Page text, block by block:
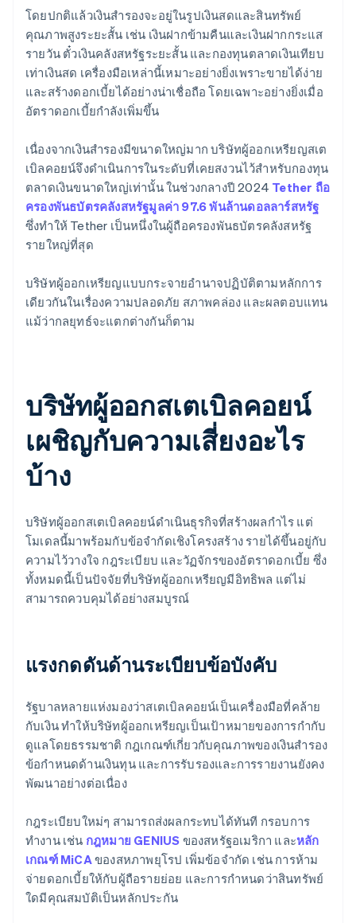
โดยปกติแล้วเงินสำรองจะอยู่ในรูปเงินสดและสินทรัพย์
คุณภาพสูงระยะสั้น เช่น เงินฝากข้ามคืนและเงินฝากกระแส
รายวัน ตั๋วเงินคลังสหรัฐระยะสั้น และกองทุนตลาดเงินเทียบ
เท่าเงินสด เครื่องมือเหล่านี้เหมาะอย่างยิ่งเพราะขายได้ง่าย
และสร้างดอกเบี้ยได้อย่างน่าเชื่อถือ โดยเฉพาะอย่างยิ่งเมื่อ
อัตราดอกเบี้ยกำลังเพิ่มขึ้น
เนื่องจากเงินสำรองมีขนาดใหญ่มาก บริษัทผู้ออกเหรียญสเต
เบิลคอยน์จึงดำเนินการในระดับที่เคยสงวนไว้สำหรับกองทุน
ตลาดเงินขนาดใหญ่เท่านั้น ในช่วงกลางปี ​​2024 Tether ถือ
ครองพันธบัตรคลังสหรัฐมูลค่า 97.6 พันล้านดอลลาร์สหรัฐ
ซึ่งทำให้ Tether เป็นหนึ่งในผู้ถือครองพันธบัตรคลังสหรัฐ
รายใหญ่ที่สุด
บริษัทผู้ออกเหรียญแบบกระจายอำนาจปฏิบัติตามหลักการ
เดียวกันในเรื่องความปลอดภัย สภาพคล่อง และผลตอบแทน
แม้ว่ากลยุทธ์จะแตกต่างกันก็ตาม
บริษัทผู้ออกสเตเบิลคอยน์
เผชิญกับความเสี่ยงอะไร
บ้าง
บริษัทผู้ออกสเตเบิลคอยน์ดำเนินธุรกิจที่สร้างผลกำไร แต่
โมเดลนี้มาพร้อมกับข้อจำกัดเชิงโครงสร้าง รายได้ขึ้นอยู่กับ
ความไว้วางใจ กฎระเบียบ และวัฏจักรของอัตราดอกเบี้ย ซึ่ง
ทั้งหมดนี้เป็นปัจจัยที่บริษัทผู้ออกเหรียญมีอิทธิพล แต่ไม่
สามารถควบคุมได้อย่างสมบูรณ์
แรงกดดันด้านระเบียบข้อบังคับ
รัฐบาลหลายแห่งมองว่าสเตเบิลคอยน์เป็นเครื่องมือที่คล้าย
กับเงิน ทำให้บริษัทผู้ออกเหรียญเป็นเป้าหมายของการกำกับ
ดูแลโดยธรรมชาติ กฎเกณฑ์เกี่ยวกับคุณภาพของเงินสำรอง
ข้อกำหนดด้านเงินทุน และการรับรองและการรายงานยังคง
พัฒนาอย่างต่อเนื่อง
กฎระเบียบใหม่ๆ สามารถส่งผลกระทบได้ทันที กรอบการ
ทำงาน เช่น กฎหมาย GENIUS ของสหรัฐอเมริกา และหลัก
เกณฑ์ MiCAของสหภาพยุโรป เพิ่มข้อจำกัด เช่น การห้าม
จ่ายดอกเบี้ยให้กับผู้ถือรายย่อย และการกำหนดว่าสินทรัพย์
ใดมีคุณสมบัติเป็นหลักประกัน